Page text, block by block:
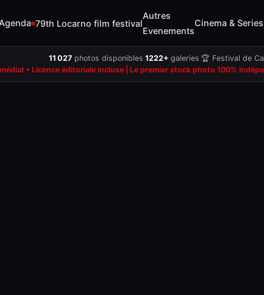
79th Locarno film festival
Autres
Evenements
Cinema &
11 027 photos disponibles·1222+ galeries·🏆 Festival de
• Licence éditoriale incluse | Le premier stock photo 100%